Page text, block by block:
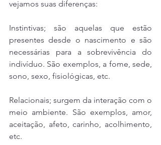
vejamos suas diferenças:
Instintivas; são aquelas que estão
presentes desde o nascimento e são
necessárias para a sobrevivência do
indivíduo. São exemplos, a fome, sede,
sono, sexo, fisiológicas, etc.
Relacionais; surgem da interação com o
meio ambiente. São exemplos, amor,
aceitação, afeto, carinho, acolhimento,
etc.